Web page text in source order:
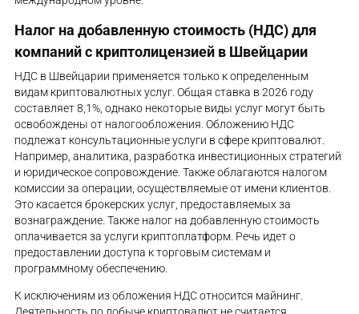
Налог на добавленную стоимость (НДС) для
компаний с криптолицензией в Швейцарии
НДС в Швейцарии применяется только к определенным
видам криптовалютных услуг. Общая ставка в 2026 году
составляет 8,1%, однако некоторые виды услуг могут быть
освобождены от налогообложения. Обложению НДС
подлежат консультационные услуги в сфере криптовалют.
Например, аналитика, разработка инвестиционных стратегий
и юридическое сопровождение. Также облагаются налогом
комиссии за операции, осуществляемые от имени клиентов.
Это касается брокерских услуг, предоставляемых за
вознаграждение. Также налог на добавленную стоимость
оплачивается за услуги криптоплатформ. Речь идет о
предоставлении доступа к торговым системам и
программному обеспечению.
К исключениям из обложения НДС относится майнинг.